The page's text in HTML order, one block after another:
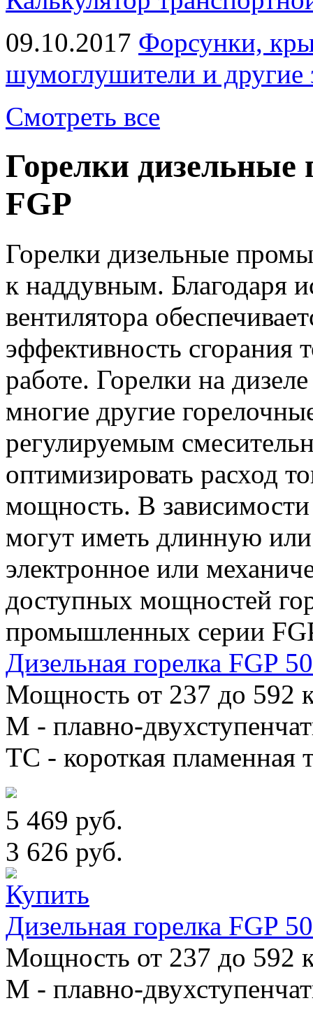
09.10.2017 Форсунки,
шумоглушители и другие
Смотреть все
Горелки
FGP
Горелки дизельные
к наддувным. Благодаря
вентилятора
эффективность
работе. Горелки на
многие другие
регулируемым
оптимизировать расход
мощность. В
могут иметь длинную
электронное или
доступных мощностей
промышленных серии
Дизельная горелка FGP
Мощность от 237 до 592
М - плавно-
TC - короткая пламенная
5 469 руб.
3 626 руб.
Дизельная горелка FGP
Мощность от 237 до 592
М - плавно-